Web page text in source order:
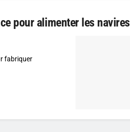
pour alimenter les navires
fabriquer